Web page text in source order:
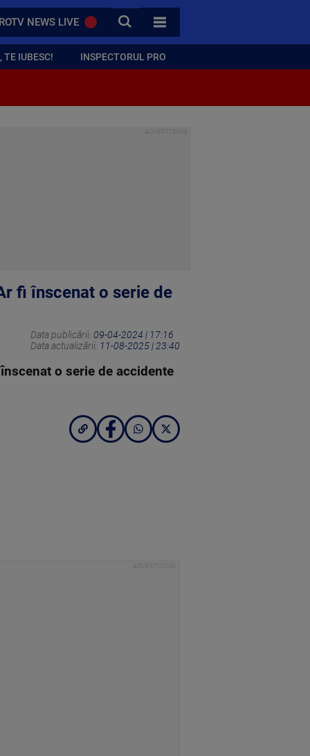
NEWS LIVE CAUTA
TOATE CATEGORIILE
TE IUBESC! INSPECTORUL PRO
fi înscenat o serie de
Data publicării: 09-04-2024 | 17:16
Data actualizării: 11-08-2025 | 23:40
o serie de accidente